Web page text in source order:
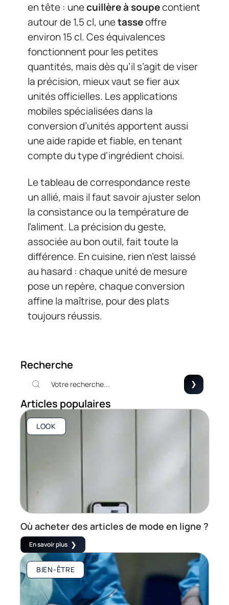
en tête : unecuillère à soupecontient
autour de 1,5 cl, unetasseoffre
environ 15 cl. Ces équivalences
fonctionnent pour les petites
quantités, mais dès qu’il s’agit de viser
la précision, mieux vaut se fier aux
unités officielles. Les applications
mobiles spécialisées dans la
conversion d’unités apportent aussi
une aide rapide et fiable, en tenant
compte du type d’ingrédient choisi.
Le tableau de correspondance reste
un allié, mais il faut savoir ajuster selon
la consistance ou la température de
l’aliment. La précision du geste,
associée au bon outil, fait toute la
différence. En cuisine, rien n’est laissé
au hasard : chaque unité de mesure
pose un repère, chaque conversion
affine la maîtrise, pour des plats
toujours réussis.
Recherche
Articles populaires
LOOK
Où acheter des articles de mode en ligne ?
En savoir plus
BIEN-ÊTRE